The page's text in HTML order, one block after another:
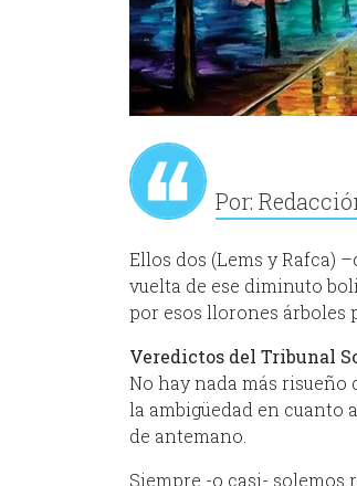
Por:
Ellos dos (Lems y Rafca)
vuelta de ese diminuto
por esos llorones árboles
Veredictos del Tribunal
No hay nada más risueño
la ambigüedad en cuanto
de antemano.
Siempre -o casi-